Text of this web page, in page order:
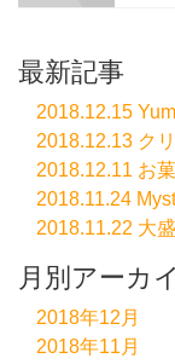
最新記事
2018.12.15
2018.12.13 ク
2018.12.11 お
2018.11.24
2018.11.22 大
月別アーカ
2018年12月
2018年11月